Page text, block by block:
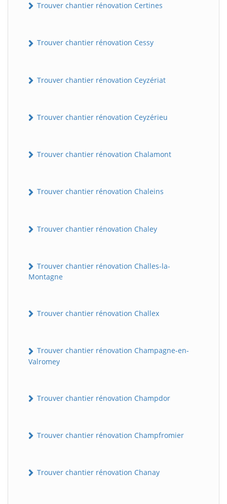
Trouver chantier rénovation Certines
Trouver chantier rénovation Cessy
Trouver chantier rénovation Ceyzériat
Trouver chantier rénovation Ceyzérieu
Trouver chantier rénovation Chalamont
Trouver chantier rénovation Chaleins
Trouver chantier rénovation Chaley
Trouver chantier rénovation Challes-la-
Montagne
Trouver chantier rénovation Challex
Trouver chantier rénovation Champagne-en-
Valromey
Trouver chantier rénovation Champdor
Trouver chantier rénovation Champfromier
Trouver chantier rénovation Chanay